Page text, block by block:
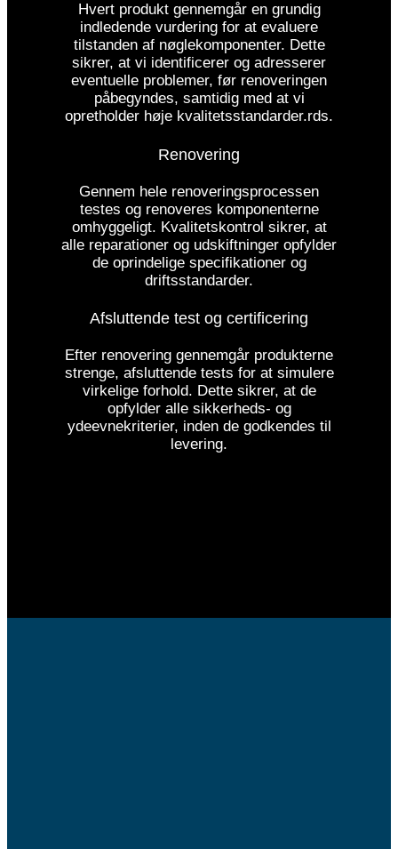
Hvert produkt gennemgår en grundig
indledende vurdering for at evaluere
tilstanden af ​​nøglekomponenter. Dette
sikrer, at vi identificerer og adresserer
eventuelle problemer, før renoveringen
påbegyndes, samtidig med at vi
opretholder høje kvalitetsstandarder.rds.
Renovering
Gennem hele renoveringsprocessen
testes og renoveres komponenterne
omhyggeligt. Kvalitetskontrol sikrer, at
alle reparationer og udskiftninger opfylder
de oprindelige specifikationer og
driftsstandarder.
Afsluttende test og certificering
Efter renovering gennemgår produkterne
strenge, afsluttende tests for at simulere
virkelige forhold. Dette sikrer, at de
opfylder alle sikkerheds- og
ydeevnekriterier, inden de godkendes til
levering.